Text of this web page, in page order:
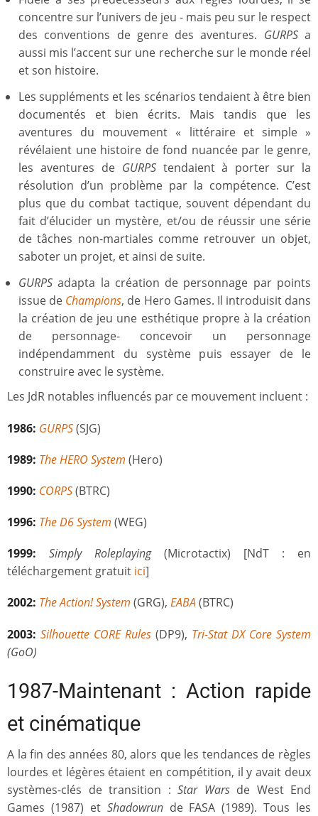
concentre sur l’univers de jeu - mais peu sur le respect
des conventions de genre des aventures. GURPSa
aussi mis l’accent sur une recherche sur le monde réel
et son histoire.
Les suppléments et les scénarios tendaient à être bien
documentés et bien écrits. Mais tandis que les
aventures du mouvement « littéraire et simple »
révélaient une histoire de fond nuancée par le genre,
les aventures de GURPStendaient à porter sur la
résolution d’un problème par la compétence. C’est
plus que du combat tactique, souvent dépendant du
fait d’élucider un mystère, et/ou de réussir une série
de tâches non-martiales comme retrouver un objet,
saboter un projet, et ainsi de suite.
GURPS adapta la création de personnage par points
issue de Champions, de Hero Games. Il introduisit dans
la création de jeu une esthétique propre à la création
de personnage- concevoir un personnage
indépendamment du système puis essayer de le
construire avec le système.
Les JdR notables influencés par ce mouvement incluent :
1986: GURPS(SJG)
1989: The HERO System (Hero)
1990: CORPS(BTRC)
1996: The D6 System (WEG)
1999: Simply Roleplaying(Microtactix) [NdT : en
téléchargement gratuit ici]
2002: The Action! System (GRG), EABA (BTRC)
2003: Silhouette CORE Rules (DP9), Tri-Stat DX Core System
(GoO)
1987-Maintenant : Action rapide
et cinématique
A la fin des années 80, alors que les tendances de règles
lourdes et légères étaient en compétition, il y avait deux
systèmes-clés de transition : Star Warsde West End
Games (1987) et Shadowrunde FASA (1989). Tous les